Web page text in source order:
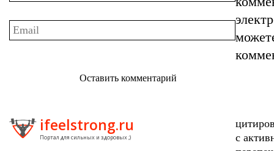
Оставить комментарий
ifeelstrong.ru
Портал для сильных и здоровых ;)
с